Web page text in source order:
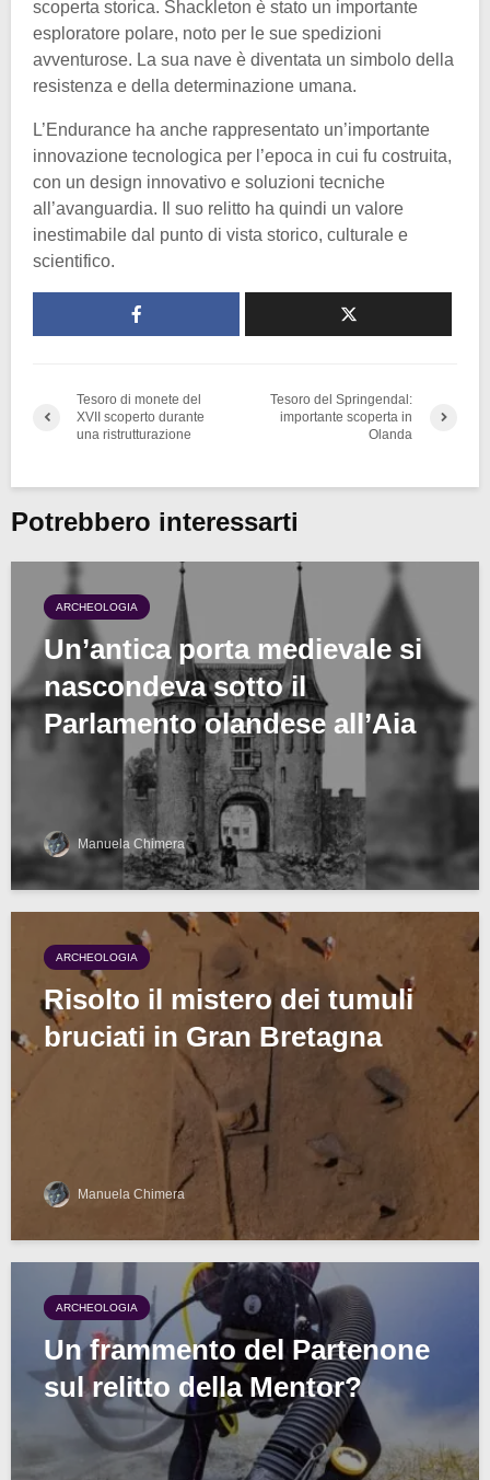
scoperta storica. Shackleton è stato un importante
esploratore polare, noto per le sue spedizioni
avventurose. La sua nave è diventata un simbolo della
resistenza e della determinazione umana.
L’Endurance ha anche rappresentato un’importante
innovazione tecnologica per l’epoca in cui fu costruita,
con un design innovativo e soluzioni tecniche
all’avanguardia. Il suo relitto ha quindi un valore
inestimabile dal punto di vista storico, culturale e
scientifico.
Tesoro di monete del
XVII scoperto durante
una ristrutturazione
Tesoro del Springendal:
importante scoperta in
Olanda
Potrebbero interessarti
ARCHEOLOGIA
Un’antica porta medievale si
nascondeva sotto il
Parlamento olandese all’Aia
Manuela Chimera
ARCHEOLOGIA
Risolto il mistero dei tumuli
bruciati in Gran Bretagna
Manuela Chimera
ARCHEOLOGIA
Un frammento del Partenone
sul relitto della Mentor?